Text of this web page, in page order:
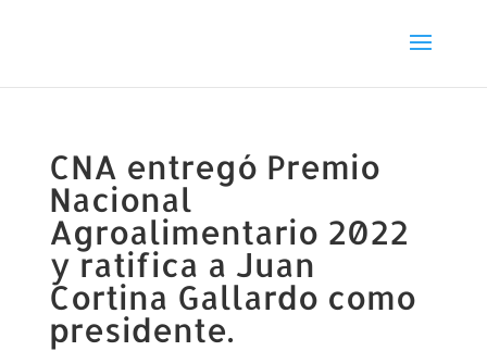
CNA entregó Premio
Nacional
Agroalimentario 2022
y ratifica a Juan
Cortina Gallardo como
presidente.